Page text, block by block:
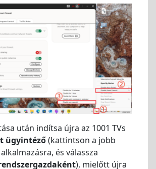
után indítsa újra az 1001 TVs
ügyintéző(kattintson a jobb
és válassza
), mielőtt újra